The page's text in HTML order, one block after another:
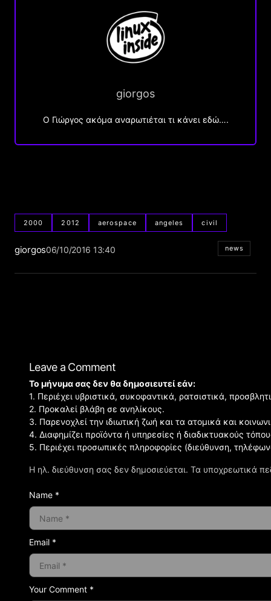
giorgos
Ο Γιώργος ακόμα αναρωτιέται τι κάνει εδώ….
2000 2012 aerospace angeles civil
giorgos06/10/2016 13:40 news
Leave a Comment
Η ηλ. διεύθυνση σας δεν δημοσιεύεται. Τα υποχρεωτικά
Your Comment *
Το μήνυμα σας δεν θα δημοσιευτεί εάν:
1. Περιέχει υβριστικά, συκοφαντικά, ρατσιστικά,
2. Προκαλεί βλάβη σε ανηλίκους.
3. Παρενοχλεί την ιδιωτική ζωή και τα ατομικά και
4. Διαφημίζει προϊόντα ή υπηρεσίες ή διαδικτυακούς
5. Περιέχει προσωπικές πληροφορίες (διεύθυνση,
Name *
Email *